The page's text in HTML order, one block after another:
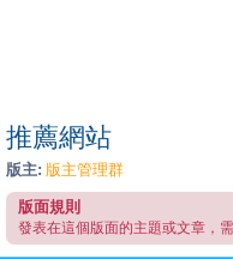
推薦網站
版主: 版主管理群
版面規則
發表在這個版面的主題或文章，